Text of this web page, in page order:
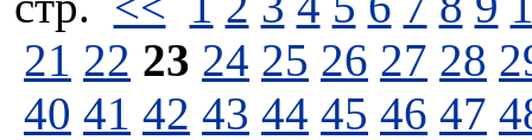
21 22 23 24 25 26 27 28
40 41 42 43 44 45 46 47